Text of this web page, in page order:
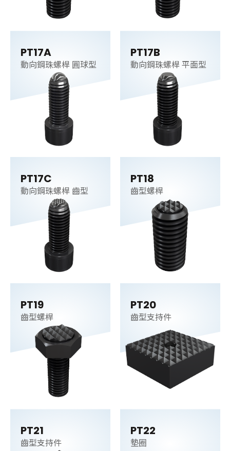
PT17A
動向鋼珠螺桿 圓球型
PT17B
動向鋼珠螺桿 平面型
PT17C
動向鋼珠螺桿 齒型
PT18
齒型螺桿
PT19
齒型螺桿
PT20
齒型支持件
PT21
齒型支持件
PT22
墊圈